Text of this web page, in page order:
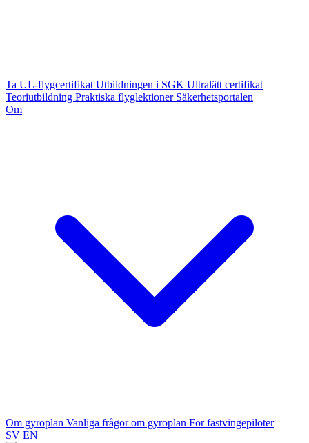
Ta UL-flygcertifikat Utbildningen i SGK Ultralätt certifikat
Teoriutbildning Praktiska flyglektioner Säkerhetsportalen
Om
Om gyroplan Vanliga frågor om gyroplan För fastvingepiloter
SV EN